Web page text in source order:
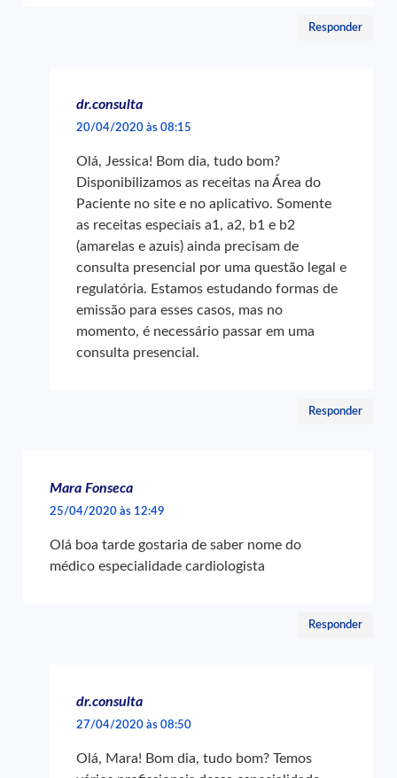
Responder
dr.consulta
20/04/2020 às 08:15
Olá, Jessica! Bom dia, tudo bom?
Disponibilizamos as receitas na Área do
Paciente no site e no aplicativo. Somente
as receitas especiais a1, a2, b1 e b2
(amarelas e azuis) ainda precisam de
consulta presencial por uma questão legal e
regulatória. Estamos estudando formas de
emissão para esses casos, mas no
momento, é necessário passar em uma
consulta presencial.
Responder
Mara Fonseca
25/04/2020 às 12:49
Olá boa tarde gostaria de saber nome do
médico especialidade cardiologista
Responder
dr.consulta
27/04/2020 às 08:50
Olá, Mara! Bom dia, tudo bom? Temos